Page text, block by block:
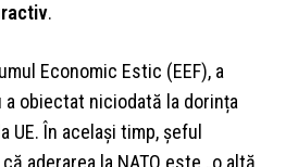
.
Economic Estic (EEF), a
a obiectat niciodată la dorința
UE. În același timp, șeful
aderarea la NATO este „o altă